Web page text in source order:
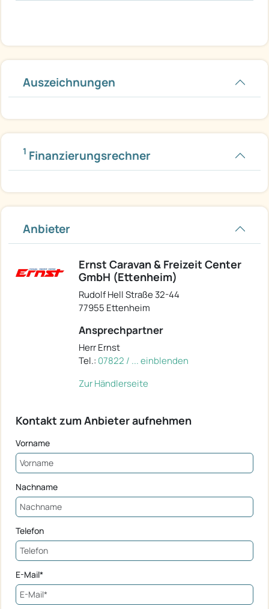
Auszeichnungen
1 Finanzierungsrechner
Anbieter
Ernst Caravan & Freizeit Center
GmbH (Ettenheim)
Rudolf Hell Straße 32-44
77955 Ettenheim
Ansprechpartner
Herr Ernst
Tel.: 07822 / ... einblenden
Zur Händlerseite
Kontakt zum Anbieter aufnehmen
Vorname
Nachname
Telefon
E-Mail*